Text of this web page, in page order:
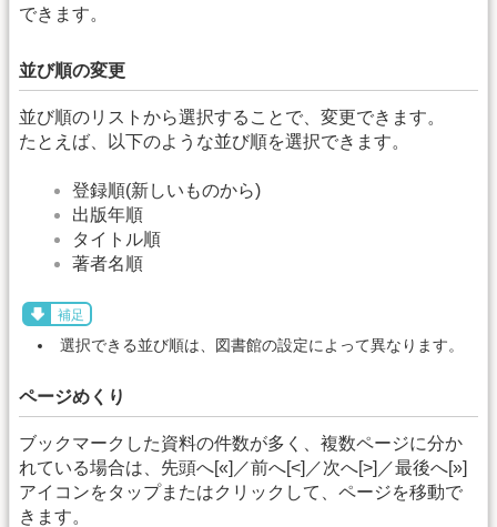
できます。
並び順の変更
並び順のリストから選択することで、変更できます。
たとえば、以下のような並び順を選択できます。
登録順(新しいものから)
出版年順
タイトル順
著者名順
補足
選択できる並び順は、図書館の設定によって異なります。
ページめくり
ブックマークした資料の件数が多く、複数ページに分か
れている場合は、先頭へ[«]／前へ[<]／次へ[>]／最後へ[»]
アイコンをタップまたはクリックして、ページを移動で
きます。